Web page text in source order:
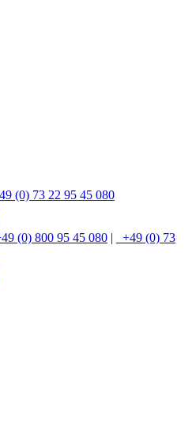
(0) 73 22 95 45 080
(0) 800 95 45 080 |
+49 (0) 73